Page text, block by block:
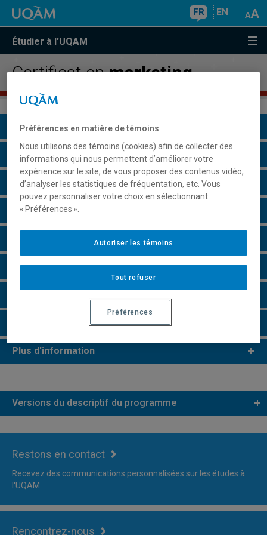
FR EN
Étudier à l'UQAM
Certificat enmarketing
Présentation du programme
Conditions d'admission
Cours à suivre et horaires
Grille de cheminement
Perspectives professionnelles
e e
Faire une demande d'admission
Plus d'information
Versions du descriptif du programme
Restons en contact
Recevez des communications personnalisées sur les études à
l'UQAM.
Rencontrez-nous
Préférences en matière de témoins
Nous utilisons des témoins (cookies) afin de collecter des
informations qui nous permettent d’améliorer votre
expérience sur le site, de vous proposer des contenus vidéo,
d’analyser les statistiques de fréquentation, etc. Vous
pouvez personnaliser votre choix en sélectionnant
« Préférences ».
Tout refuser
Autoriser les témoins
Préférences